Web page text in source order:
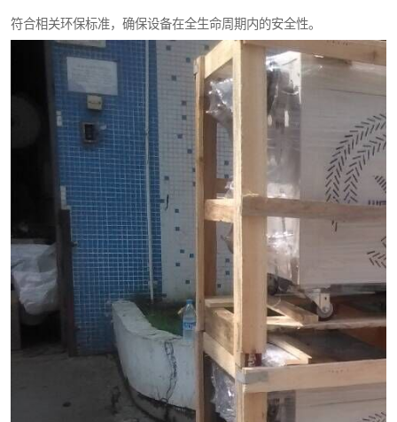
符合相关环保标准，确保设备在全生命周期内的安全性。